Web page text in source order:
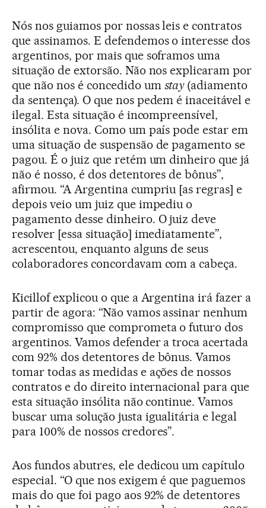
Nós nos guiamos por nossas leis e contratos
que assinamos. E defendemos o interesse dos
argentinos, por mais que soframos uma
situação de extorsão. Não nos explicaram por
que não nos é concedido um stay (adiamento
da sentença). O que nos pedem é inaceitável e
ilegal. Esta situação é incompreensível,
insólita e nova. Como um país pode estar em
uma situação de suspensão de pagamento se
pagou. É o juiz que retém um dinheiro que já
não é nosso, é dos detentores de bônus”,
afirmou. “A Argentina cumpriu [as regras] e
depois veio um juiz que impediu o
pagamento desse dinheiro. O juiz deve
resolver [essa situação] imediatamente”,
acrescentou, enquanto alguns de seus
colaboradores concordavam com a cabeça.
Kicillof explicou o que a Argentina irá fazer a
partir de agora: “Não vamos assinar nenhum
compromisso que comprometa o futuro dos
argentinos. Vamos defender a troca acertada
com 92% dos detentores de bônus. Vamos
tomar todas as medidas e ações de nossos
contratos e do direito internacional para que
esta situação insólita não continue. Vamos
buscar uma solução justa igualitária e legal
para 100% de nossos credores”.
Aos fundos abutres, ele dedicou um capítulo
especial. “O que nos exigem é que paguemos
mais do que foi pago aos 92% de detentores